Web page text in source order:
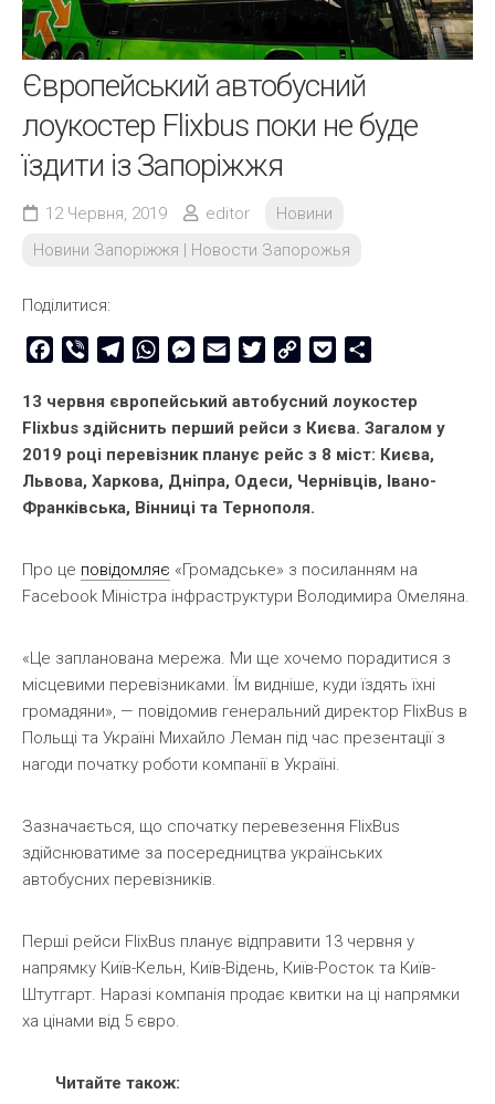
Європейський автобусний
лоукостер Flixbus поки не буде
їздити із Запоріжжя
12 Червня, 2019 editor
Новини
Новини Запоріжжя | Новости Запорожья
Поділитися:
Facebook
Viber TelegramWhatsAppMessenger
Email TwitterCopy
Pocket
13 червня європейський автобусний лоукостер
Flixbus здійснить перший рейси з Києва. Загалом у
2019 році перевізник планує рейс з 8 міст: Києва,
Львова, Харкова, Дніпра, Одеси, Чернівців, Івано-
Франківська, Вінниці та Тернополя.
Про це повідомляє «Громадське» з посиланням на
Facebook Міністра інфраструктури Володимира Омеляна.
«Це запланована мережа. Ми ще хочемо порадитися з
місцевими перевізниками. Їм видніше, куди їздять їхні
громадяни», — повідомив генеральний директор FlixBus в
Польщі та Україні Михайло Леман під час презентації з
нагоди початку роботи компанії в Україні.
Зазначається, що спочатку перевезення FlixBus
здійснюватиме за посередництва українських
автобусних перевізників.
Перші рейси FlixBus планує відправити 13 червня у
напрямку Київ-Кельн, Київ-Відень, Київ-Росток та Київ-
Штутгарт. Наразі компанія продає квитки на ці напрямки
ха цінами від 5 євро.
Читайте також: